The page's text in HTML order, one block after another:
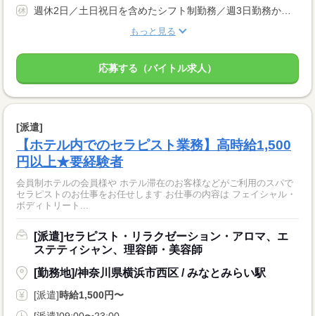
もっと見る
応募する（バイトル求人）
[派遣]
【ホテル内でのセラピスト業務】高時給1,500
円以上★要経験者
会員制ホテルの会員様や ホテル滞在のお客様などがご利用のスパで
セラピストのお仕事をお任せします お仕事の内容は フェイシャル・
ボディトリート...
[派遣]セラピスト・リラクゼーション・アロマ、エ
ステティシャン、理容師・美容師
[勤務地]/神奈川県横浜市西区 / みなとみらい駅
[派遣]時給1,500円〜